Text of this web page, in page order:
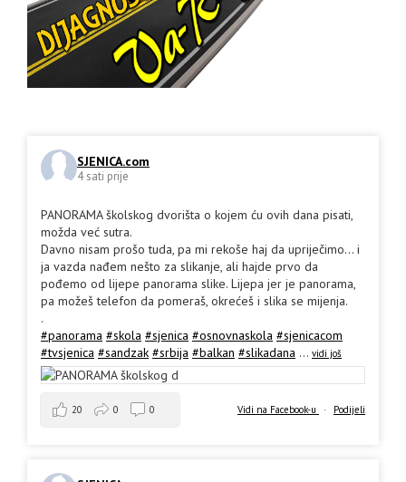
SJENICA.com
4 sati prije
PANORAMA školskog dvorišta o kojem ću ovih dana pisati,
možda već sutra.
Davno nisam prošo tuda, pa mi rekoše haj da upriječimo... i
ja vazda nađem nešto za slikanje, ali hajde prvo da
pođemo od lijepe panorama slike. Lijepa jer je panorama,
pa možeš telefon da pomeraš, okrećeš i slika se mijenja.
.
#panorama #skola #sjenica #osnovnaskola #sjenicacom
#tvsjenica #sandzak #srbija #balkan #slikadana ... vidi još
Vidi na Facebook-u · Podijeli
20 0 0